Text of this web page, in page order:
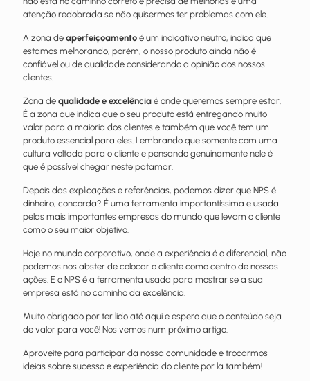
atenção redobrada se não quisermos ter problemas com ele.
A zona de aperfeiçoamento é um indicativo neutro, indica que
estamos melhorando, porém, o nosso produto ainda não é
confiável ou de qualidade considerando a opinião dos nossos
clientes.
Zona de qualidade e excelência é onde queremos sempre estar.
É a zona que indica que o seu produto está entregando muito
valor para a maioria dos clientes e também que você tem um
produto essencial para eles. Lembrando que somente com uma
cultura voltada para o cliente e pensando genuinamente nele é
que é possível chegar neste patamar.
Depois das explicações e referências, podemos dizer que NPS é
dinheiro, concorda? É uma ferramenta importantíssima e usada
pelas mais importantes empresas do mundo que levam o cliente
como o seu maior objetivo.
Hoje no mundo corporativo, onde a experiência é o diferencial, não
podemos nos abster de colocar o cliente como centro de nossas
ações. E o NPS é a ferramenta usada para mostrar se a sua
empresa está no caminho da excelência.
Muito obrigado por ter lido até aqui e espero que o conteúdo seja
de valor para você! Nos vemos num próximo artigo.
Aproveite para participar da nossa comunidade e trocarmos
ideias sobre sucesso e experiência do cliente por lá também!